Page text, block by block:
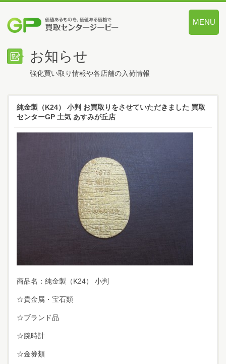
MENU
お知らせ
強化買い取り情報や各店舗の入荷情報
純金製（K24） 小判 お買取りをさせていただきました 買取
センターGP 土気 あすみが丘店
商品名：純金製（K24） 小判
☆貴金属・宝石類
☆ブランド品
☆腕時計
☆金券類